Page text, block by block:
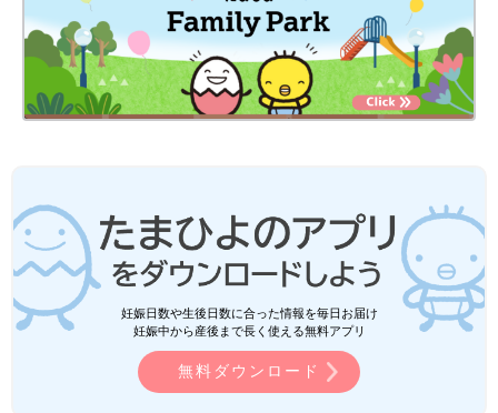
があります。あらかじめご了承ください。
●記事の内容は2025年7月の情報で、現在と異なる場合がありま
す。
しまむら×ミッフィー「可愛すぎて選べ
るミッフィーだけでなく、作者のディック・ブ
ルーナが最初に描いたとされる「ファーストミ
ッフィー」など、70周年を祝したコラボアイテ
ムが多数販売されています。そこで今回は、な
かでもSNSで話題を呼んでいるアイテムをご紹
介します♪
セリア★とっとこハム太郎「どれも可愛
すぎ」「まとめ買い必至」話題の新作5
選
リボンをテーマにしたオリジナルデザインの
「とっとこハム太郎」グッズがセリアに新登
場！メタルチャームやプチ巾着、アクリルスタ
ンドなど商品展開が多く、デザインも豊富なの
妊娠日数や生後日数に合った情報を毎日お届け
妊娠中から産後まで長く使える無料アプリ
無料ダウンロード